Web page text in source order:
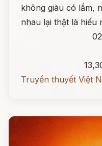
không giàu có lắm,
nhau lại thật là hiếu
Truyền thuyết Việt